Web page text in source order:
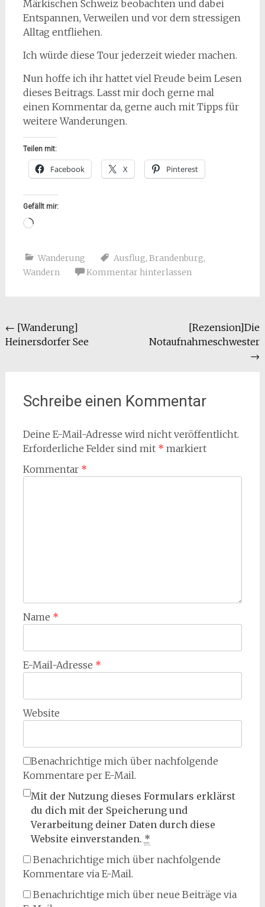
Märkischen Schweiz beobachten und dabei
Entspannen, Verweilen und vor dem stressigen
Alltag entfliehen.
Ich würde diese Tour jederzeit wieder machen.
Nun hoffe ich ihr hattet viel Freude beim Lesen
dieses Beitrags. Lasst mir doch gerne mal
einen Kommentar da, gerne auch mit Tipps für
weitere Wanderungen.
Teilen mit:
Facebook X Pinterest
Gefällt mir:
Wird
Wanderung Ausflug, Brandenburg,
Wandern
Kommentar hinterlassen
Beitragsnavigation
← [Wanderung]
Heinersdorfer See
[Rezension]Die
Notaufnahmeschwester
→
Schreibe einen Kommentar
Deine E-Mail-Adresse wird nicht veröffentlicht.
Erforderliche Felder sind mit * markiert
Kommentar *
Name *
E-Mail-Adresse *
Website
Benachrichtige mich über nachfolgende
Kommentare per E-Mail.
Mit der Nutzung dieses Formulars erklärst
du dich mit der Speicherung und
Verarbeitung deiner Daten durch diese
Website einverstanden. *
Benachrichtige mich über nachfolgende
Kommentare via E-Mail.
Benachrichtige mich über neue Beiträge via